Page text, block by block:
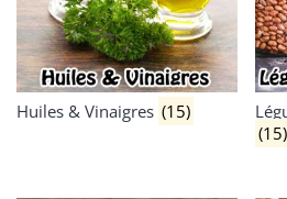
Huiles & Vinaigres (15)
(15)